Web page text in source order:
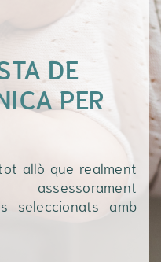
DE
PER
allò que realment
seleccionats amb